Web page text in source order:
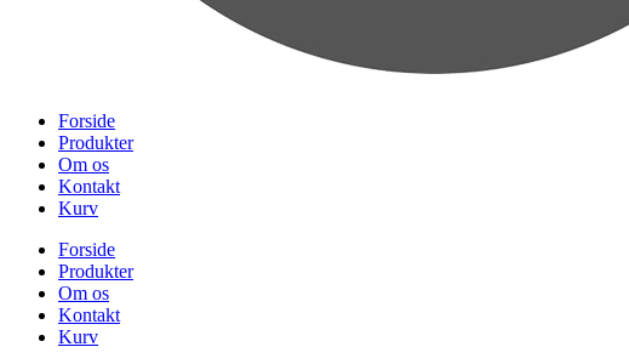
Forside
Produkter
Om os
Kontakt
Kurv
Forside
Produkter
Om os
Kontakt
Kurv